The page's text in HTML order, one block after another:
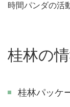
時間パンダの活
桂林の
桂林パッケ